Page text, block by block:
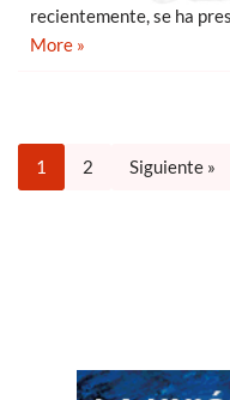
recientemente, se ha
More »
1 2 Siguiente »